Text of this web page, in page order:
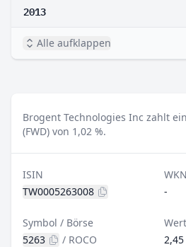
2013
Alle aufklappen
Brogent Technologies Inc zahlt
(FWD) von 1,02 %.
ISIN
TW0005263008
WKN
-
Symbol / Börse
5263
/ ROCO
Wert